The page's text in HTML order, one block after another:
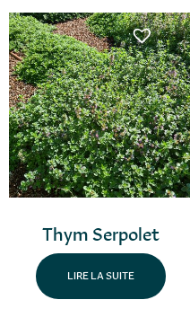
Thym Serpolet
LIRE LA SUITE